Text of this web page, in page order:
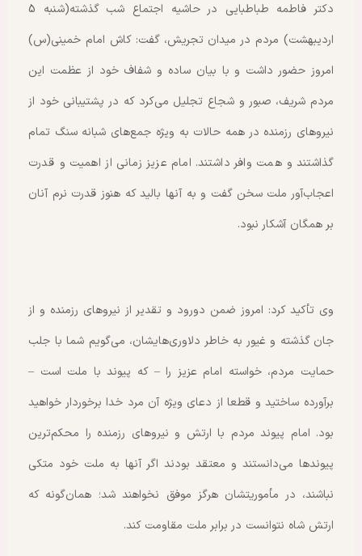
دکتر فاطمه طباطبایی در حاشیه اجتماع شب گذشته(شنبه 5
اردیبهشت) مردم در میدان تجریش، گفت: کاش امام خمینی(س)
امروز حضور داشت و با بیان ساده و شفاف خود از عظمت این
مردم شریف، صبور و شجاع تجلیل می‌کرد که در پشتیبانی خود از
نیروهای رزمنده در همه حالات به ویژه جمع‌های شبانه سنگ تمام
گذاشتند و همت وافر داشتند. امام عزیز زمانی از اهمیت و قدرت
اعجاب‌آور ملت سخن گفت و به آنها بالید که هنوز قدرت نرم آنان
بر همگان آشکار نبود.
وی تأکید کرد: امروز ضمن دورود و تقدیر از نیروهای رزمنده و از
جان گذشته و غیور به خاطر دلاوری‌هایشان، می‌گویم شما با جلب
حمایت مردم، خواسته امام عزیز را – که پیوند با ملت است –
برآورده ساختید و قطعا از دعای ویژه آن مرد خدا برخوردار خواهید
بود. امام پیوند مردم با ارتش و نیروهای رزمنده را محکم‌ترین
پیوندها می‌دانستند و معتقد بودند اگر آنها به ملت خود متکی
نباشند، در مأموریتشان هرگز موفق نخواهند شد؛ همان‌گونه که
ارتش شاه نتوانست در برابر ملت مقاومت کند.